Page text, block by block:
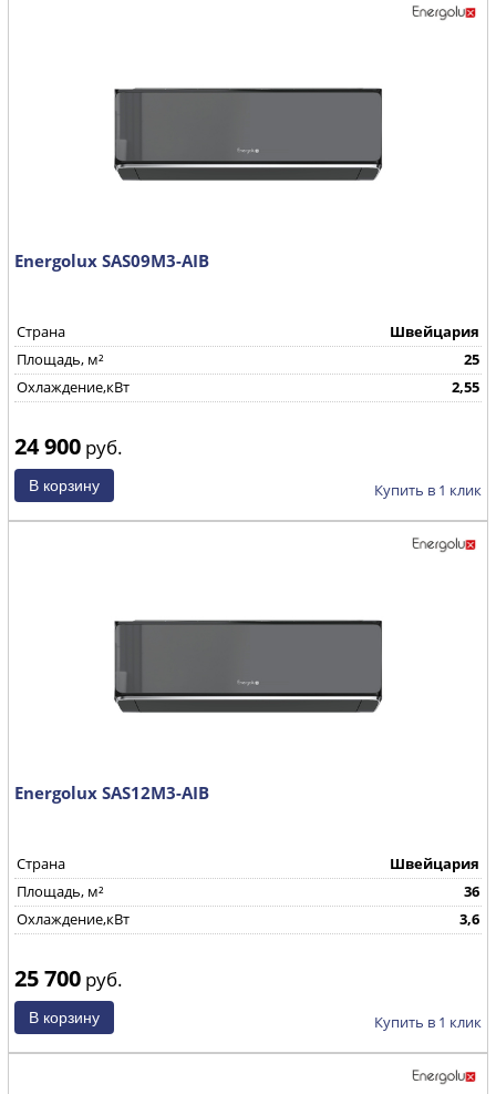
Energolux SAS09M3-AIB
Страна
Швейцария
Площадь, м²
25
Охлаждение,кВт
2,55
24 900 руб.
Купить в 1 клик
Energolux SAS12M3-AIB
Страна
Швейцария
Площадь, м²
36
Охлаждение,кВт
3,6
25 700 руб.
Купить в 1 клик